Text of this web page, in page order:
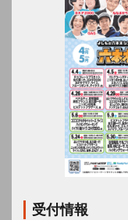
受付情報